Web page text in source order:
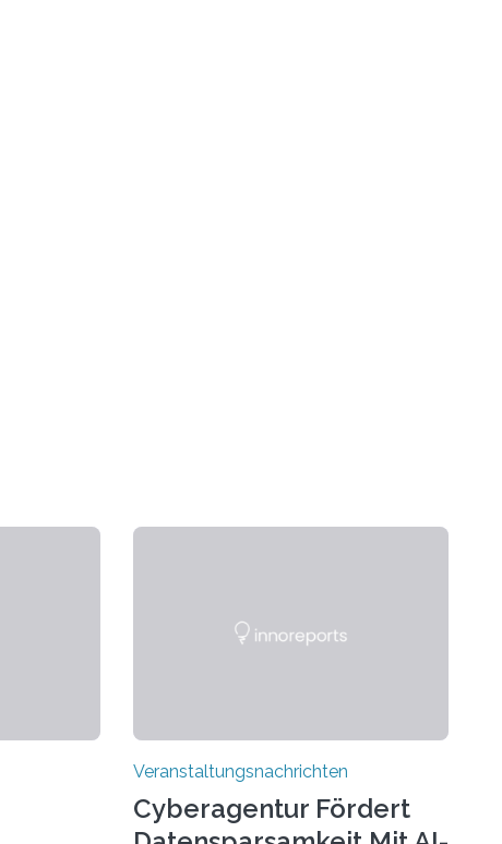
Veranstaltungsnachrichten
Cyberagentur Fördert